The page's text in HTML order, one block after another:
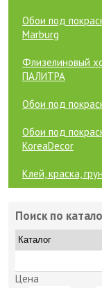
Обои под
Marburg
Флизелиновый
ПАЛИТРА
Обои под
Обои под
KoreaDecor
Клей, краска,
Поиск по
Цена